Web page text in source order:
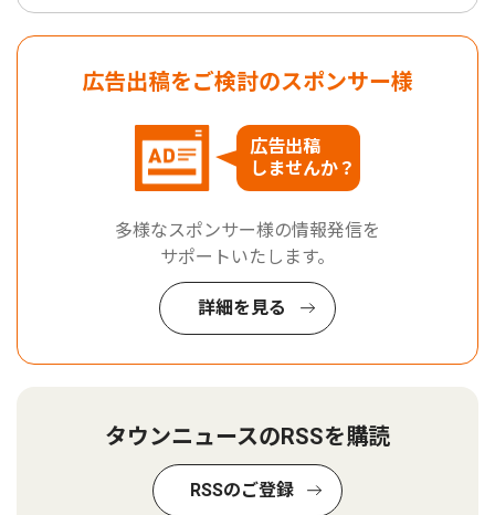
広告出稿をご検討のスポンサー様
広告出稿
しませんか？
多様なスポンサー様の情報発信を
サポートいたします。
詳細を見る
タウンニュースのRSSを購読
RSSのご登録